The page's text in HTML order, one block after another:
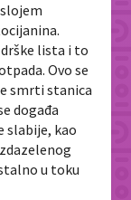
lista i to
Ovo se
smrti stanica
događa
slabije, kao
u toku